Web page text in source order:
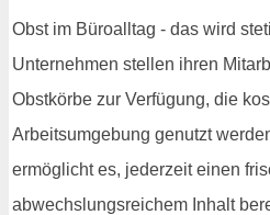
Obst im Büroalltag - das wird
Unternehmen stellen ihren
Obstkörbe zur Verfügung, die
Arbeitsumgebung genutzt
ermöglicht es, jederzeit einen
abwechslungsreichem Inhalt